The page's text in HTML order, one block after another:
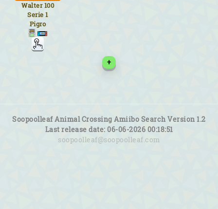
Walter 100
Serie 1
Pigro
+
Soopoolleaf Animal Crossing Amiibo Search Version 1.2
Last release date: 06-06-2026 00:18:51
soopoolleaf@soopoolleaf.com